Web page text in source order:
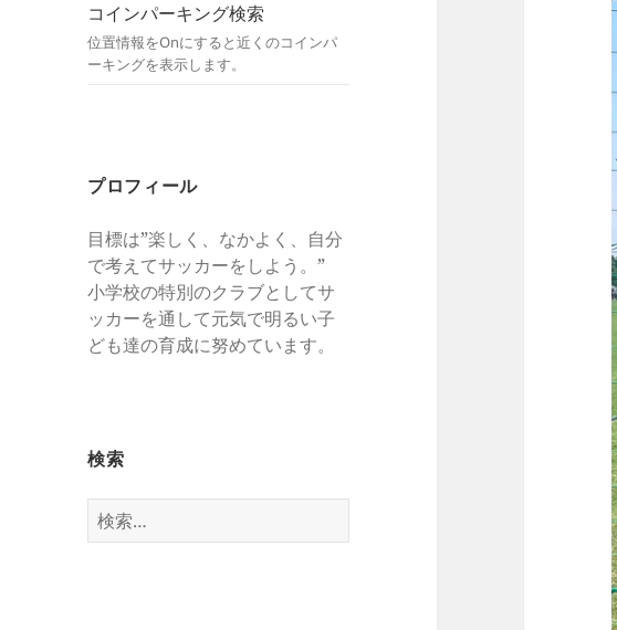
コインパーキング検索
位置情報をOnにすると近くのコインパ
ーキングを表示します。
プロフィール
目標は”楽しく、なかよく、自分
で考えてサッカーをしよう。”
小学校の特別のクラブとしてサ
ッカーを通して元気で明るい子
ども達の育成に努めています。
検索
検
索: